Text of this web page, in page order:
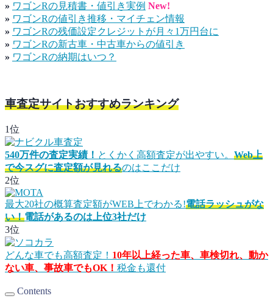
» ワゴンRの見積書・値引き実例 New!
» ワゴンRの値引き推移・マイチェン情報
» ワゴンRの残価設定クレジットが月々1万円台に
» ワゴンRの新古車・中古車からの値引き
» ワゴンRの納期はいつ？
車査定サイトおすすめランキング
1位
540万件の査定実績！ とくかく高額査定が出やすい。 Web上
で今スグに査定額が見れるのはここだけ
2位
最大20社の概算査定額がWEB上でわかる!電話ラッシュがな
い！電話があるのは上位3社だけ
3位
どんな車でも高額査定！ 10年以上経った車、車検切れ、動か
ない車、事故車でもOK！ 税金も還付
Contents